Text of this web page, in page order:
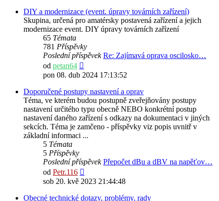
DIY a modernizace (event. úpravy továrních zařízení)
Skupina, určená pro amatérsky postavená zařízení a jejich
modernizace event. DIY úpravy továrních zařízení
65 Témata
781 Příspěvky
Poslední příspěvek Re: Zajímavá oprava oscilosko…
od petan64
poslední
pon 08. dub 2024 17:13:52
Doporučené postupy nastavení a oprav
Téma, ve kterém budou postupně zveřejňovány postupy
nastavení určitého typu obecně NEBO konkrétní postup
nastavení daného zařízení s odkazy na dokumentaci v jiných
sekcích. Téma je zamčeno - příspěvky viz popis uvnitř v
základní informaci ...
5 Témata
5 Příspěvky
Poslední příspěvek Přepočet dBu a dBV na napěťov…
od Petr.116
poslední
sob 20. kvě 2023 21:44:48
Obecné technické dotazy, problémy, rady